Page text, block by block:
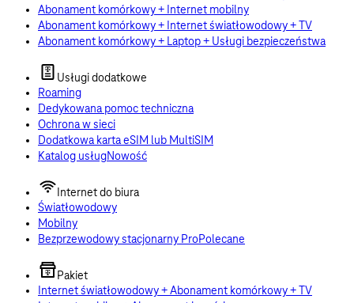
Abonament komórkowy + Internet mobilny
Abonament komórkowy + Internet światłowodowy + TV
Abonament komórkowy + Laptop + Usługi bezpieczeństwa
Usługi dodatkowe
Roaming
Dedykowana pomoc techniczna
Ochrona w sieci
Dodatkowa karta eSIM lub MultiSIM
Katalog usługNowość
Internet do biura
Światłowodowy
Mobilny
Bezprzewodowy stacjonarny ProPolecane
Pakiet
Internet światłowodowy + Abonament komórkowy + TV